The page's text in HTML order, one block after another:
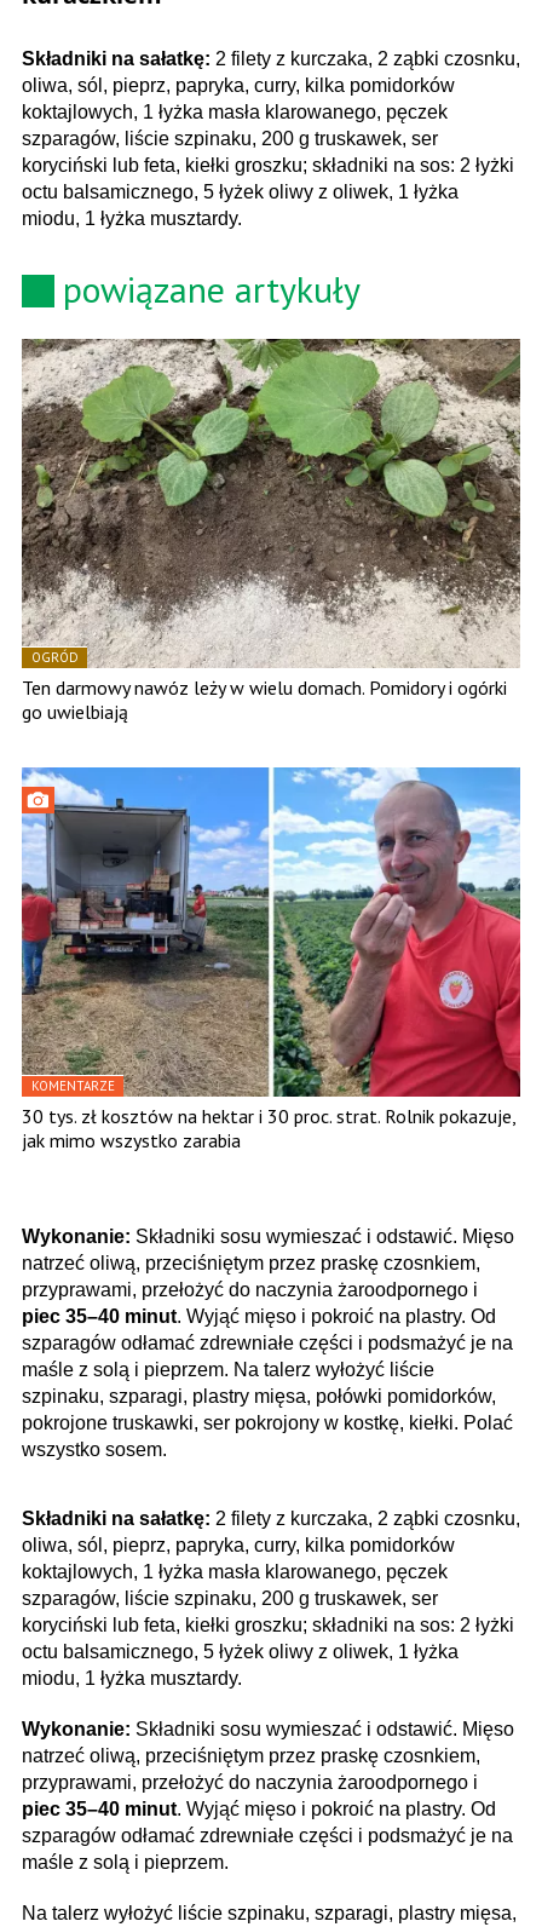
Składniki na sałatkę: 2 filety z kurczaka, 2 ząbki czosnku,
oliwa, sól, pieprz, papryka, curry, kilka pomidorków
koktajlowych, 1 łyżka masła klarowanego, pęczek
szparagów, liście szpinaku, 200 g truskawek, ser
koryciński lub feta, kiełki groszku; składniki na sos: 2 łyżki
octu balsamicznego, 5 łyżek oliwy z oliwek, 1 łyżka
miodu, 1 łyżka musztardy.
powiązane artykuły
OGRÓD
Ten darmowy nawóz leży w wielu domach. Pomidory i ogórki
go uwielbiają
KOMENTARZE
30 tys. zł kosztów na hektar i 30 proc. strat. Rolnik pokazuje,
jak mimo wszystko zarabia
Wykonanie: Składniki sosu wymieszać i odstawić. Mięso
natrzeć oliwą, przeciśniętym przez praskę czosnkiem,
przyprawami, przełożyć do naczynia żaroodpornego i
piec 35–40 minut. Wyjąć mięso i pokroić na plastry. Od
szparagów odłamać zdrewniałe części i podsmażyć je na
maśle z solą i pieprzem. Na talerz wyłożyć liście
szpinaku, szparagi, plastry mięsa, połówki pomidorków,
pokrojone truskawki, ser pokrojony w kostkę, kiełki. Polać
wszystko sosem.
Składniki na sałatkę: 2 filety z kurczaka, 2 ząbki czosnku,
oliwa, sól, pieprz, papryka, curry, kilka pomidorków
koktajlowych, 1 łyżka masła klarowanego, pęczek
szparagów, liście szpinaku, 200 g truskawek, ser
koryciński lub feta, kiełki groszku; składniki na sos: 2 łyżki
octu balsamicznego, 5 łyżek oliwy z oliwek, 1 łyżka
miodu, 1 łyżka musztardy.
Wykonanie: Składniki sosu wymieszać i odstawić. Mięso
natrzeć oliwą, przeciśniętym przez praskę czosnkiem,
przyprawami, przełożyć do naczynia żaroodpornego i
piec 35–40 minut. Wyjąć mięso i pokroić na plastry. Od
szparagów odłamać zdrewniałe części i podsmażyć je na
maśle z solą i pieprzem.
Na talerz wyłożyć liście szpinaku, szparagi, plastry mięsa,